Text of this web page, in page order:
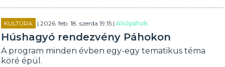
KULTÚRA | 2026. feb. 18. szerda 19:15 |Alsópáhok
Húshagyó rendezvény Páhokon
A program minden évben egy-egy tematikus téma
köré épül.